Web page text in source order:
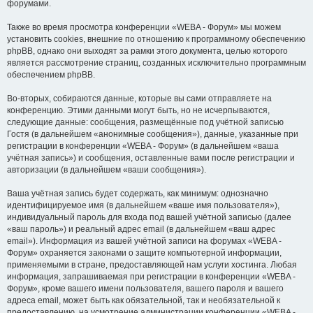
форумами.
Также во время просмотра конференции «WEBA - Форум» мы можем
установить cookies, внешние по отношению к программному обеспечению
phpBB, однако они выходят за рамки этого документа, целью которого
является рассмотрение страниц, созданных исключительно программным
обеспечением phpBB.
Во-вторых, собираются данные, которые вы сами отправляете на
конференцию. Этими данными могут быть, но не исчерпываются,
следующие данные: сообщения, размещённые под учётной записью
Гостя (в дальнейшем «анонимные сообщения»), данные, указанные при
регистрации в конференции «WEBA - Форум» (в дальнейшем «ваша
учётная запись») и сообщения, оставленные вами после регистрации и
авторизации (в дальнейшем «ваши сообщения»).
Ваша учётная запись будет содержать, как минимум: однозначно
идентифицируемое имя (в дальнейшем «ваше имя пользователя»),
индивидуальный пароль для входа под вашей учётной записью (далее
«ваш пароль») и реальный адрес email (в дальнейшем «ваш адрес
email»). Информация из вашей учётной записи на форумах «WEBA -
Форум» охраняется законами о защите компьютерной информации,
применяемыми в стране, предоставляющей нам услуги хостинга. Любая
информация, запрашиваемая при регистрации в конференции «WEBA -
Форум», кроме вашего имени пользователя, вашего пароля и вашего
адреса email, может быть как обязательной, так и необязательной к